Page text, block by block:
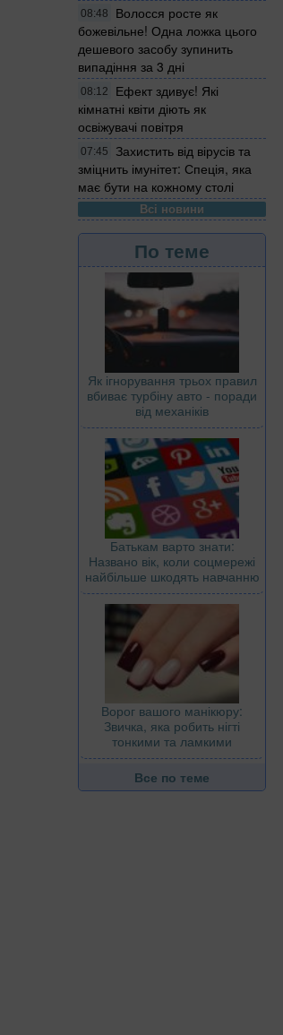
08:48
Волосся росте як
божевільне! Одна ложка цього
дешевого засобу зупинить
випадіння за 3 дні
08:12
Ефект здивує! Які
кімнатні квіти діють як
освіжувачі повітря
07:45
Захистить від вірусів та
зміцнить імунітет: Спеція, яка
має бути на кожному столі
Всі новини
По теме
Як ігнорування трьох правил
вбиває турбіну авто - поради
від механіків
Батькам варто знати:
Названо вік, коли соцмережі
найбільше шкодять навчанню
Ворог вашого манікюру:
Звичка, яка робить нігті
тонкими та ламкими
Все по теме